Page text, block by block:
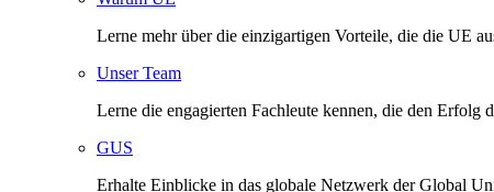
Lerne mehr über die einzigartigen Vorteile, die die UE
Unser Team
Lerne die engagierten Fachleute kennen, die den Erfolg
GUS
Erhalte Einblicke in das globale Netzwerk der Global